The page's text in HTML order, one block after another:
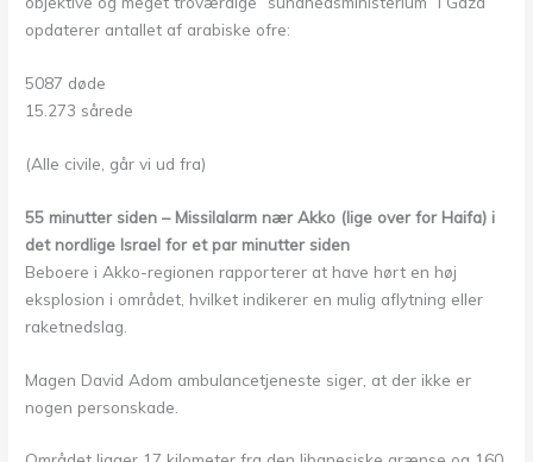
opdaterer antallet af arabiske ofre:
5087 døde
15.273 sårede
(Alle civile, går vi ud fra)
55 minutter siden – Missilalarm nær Akko (lige over for Haifa) i
det nordlige Israel for et par minutter siden
Beboere i Akko-regionen rapporterer at have hørt en høj
eksplosion i området, hvilket indikerer en mulig aflytning eller
raketnedslag.
Magen David Adom ambulancetjeneste siger, at der ikke er
nogen personskade.